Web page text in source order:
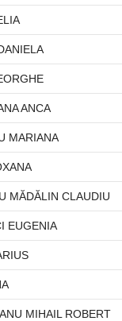
ANCA
MARIANA
MĂDĂLIN CLAUDIU
EUGENIA
MIHAIL ROBERT